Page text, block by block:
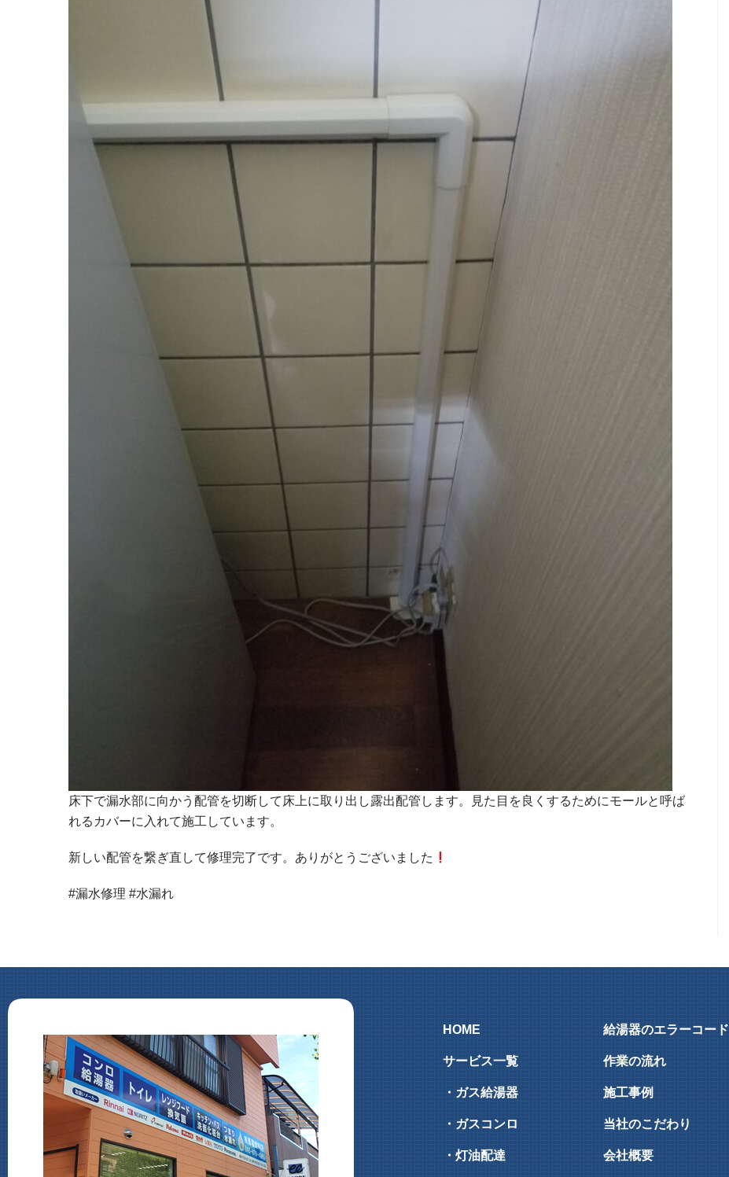
床下で漏水部に向かう配管を切断して床上に取り出し露出配管します。見た目を良くするためにモールと呼ば
れるカバーに入れて施工しています。
新しい配管を繋ぎ直して修理完了です。ありがとうございました
#漏水修理 #水漏れ
HOME
サービス一覧
・ガス給湯器
・ガスコンロ
・灯油配達
給湯器のエラーコード
作業の流れ
施工事例
当社のこだわり
会社概要